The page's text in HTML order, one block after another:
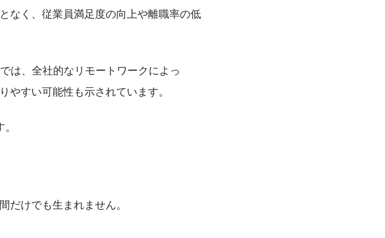
なく、従業員満足度の向上や離職率の低
は、全社的なリモートワークによっ
すい可能性も示されています。
だけでも生まれません。